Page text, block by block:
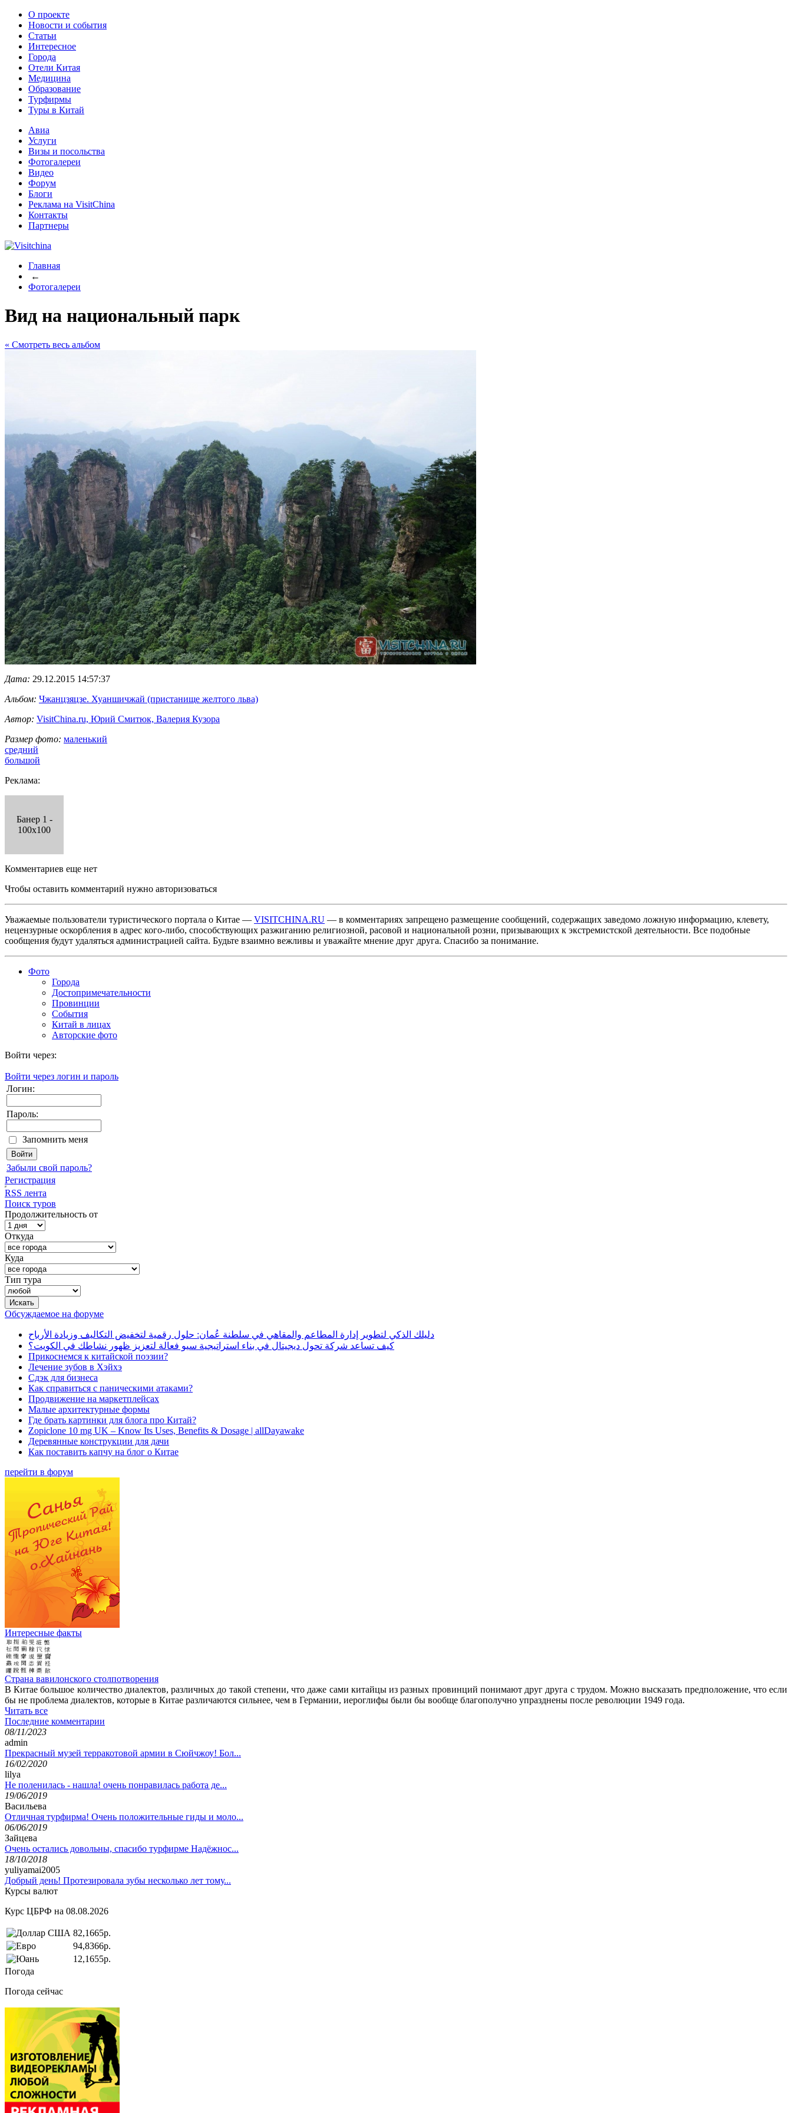
О проекте
Новости и события
Статьи
Интересное
Города
Отели Китая
Медицина
Образование
Турфирмы
Туры в Китай
Авиа
Услуги
Визы и посольства
Фотогалереи
Видео
Форум
Блоги
Реклама на VisitChina
Контакты
Партнеры
Главная
←
Фотогалереи
Вид на национальный парк
« Cмотреть весь альбом
Дата: 29.12.2015 14:57:37
Альбом: Чжанцзяцзе. Хуаншичжай (пристанище желтого льва)
Автор: VisitChina.ru, Юрий Смитюк, Валерия Кузора
Размер фото: маленький
средний
большой
Реклама:
Банер 1 -
100x100
Комментариев еще нет
Чтобы оставить комментарий нужно авторизоваться
Уважаемые пользователи туристического портала о Китае — VISITCHINA.RU — в комментариях запрещено размещение сообщений, содержащих заведомо ложную информацию, клевету,
нецензурные оскорбления в адрес кого-либо, способствующих разжиганию религиозной, расовой и национальной розни, призывающих к экстремистской деятельности. Все подобные
сообщения будут удаляться администрацией сайта. Будьте взаимно вежливы и уважайте мнение друг друга. Спасибо за понимание.
Фото
Города
Достопримечательности
Провинции
События
Китай в лицах
Авторские фото
Войти через:
Войти через логин и пароль
Логин:
Пароль:
Запомнить меня
Забыли свой пароль?
Регистрация
RSS лента
Поиск туров
Продолжительность от
Откуда
Куда
Тип тура
Обсуждаемое на форуме
دليلك الذكي لتطوير إدارة المطاعم والمقاهي في سلطنة عُمان: حلول رقمية لتخفيض التكاليف وزيادة الأرباح
كيف تساعد شركة تحول ديجيتال في بناء استراتيجية سيو فعالة لتعزيز ظهور نشاطك في الكويت؟
Прикоснемся к китайской поэзии?
Лечение зубов в Хэйхэ
Сдэк для бизнеса
Как справиться с паническими атаками?
Продвижение на маркетплейсах
Малые архитектурные формы
Где брать картинки для блога про Китай?
Zopiclone 10 mg UK – Know Its Uses, Benefits & Dosage | allDayawake
Деревянные конструкции для дачи
Как поставить капчу на блог о Китае
перейти в форум
Интересные факты
Страна вавилонского столпотворения
В Китае большое количество диалектов, различных до такой степени, что даже сами китайцы из разных провинций понимают друг друга с трудом. Можно высказать предположение, что если
бы не проблема диалектов, которые в Китае различаются сильнее, чем в Германии, иероглифы были бы вообще благополучно упразднены после революции 1949 года.
Читать все
Последние комментарии
08/11/2023
admin
Прекрасный музей терракотовой армии в Сюйчжоу! Бол...
16/02/2020
lilya
Не поленилась - нашла! очень понравилась работа де...
19/06/2019
Васильева
Отличная турфирма! Очень положительные гиды и моло...
06/06/2019
Зайцева
Очень остались довольны, спасибо турфирме Надёжнос...
18/10/2018
yuliyamai2005
Добрый день! Протезировала зубы несколько лет тому...
Курсы валют
Курс ЦБРФ на 08.08.2026
82,1665р.
94,8366р.
12,1655р.
Погода
Погода сейчас